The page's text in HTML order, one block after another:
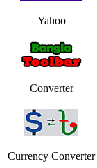
Yahoo
Converter
Currency Converter